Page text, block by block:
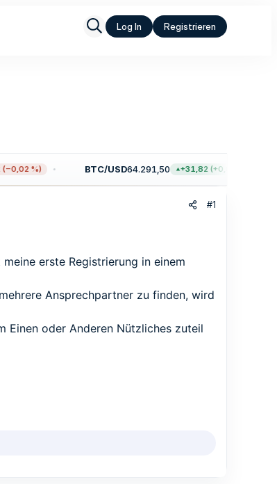
Log In Registrieren
%) BTC/USD64.291,50 +31,82 (+0,05 %)
#1
erste Registrierung in einem
Ansprechpartner zu finden, wird
Einen oder Anderen Nützliches zuteil